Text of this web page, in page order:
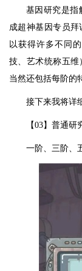
基因研究是指
成超神基因专员
以获得许多不同
技、艺术统称五维
当然还包括每阶的
接下来我将详
【03】普通研
一阶、三阶、